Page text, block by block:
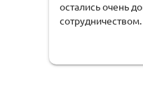
остались очень